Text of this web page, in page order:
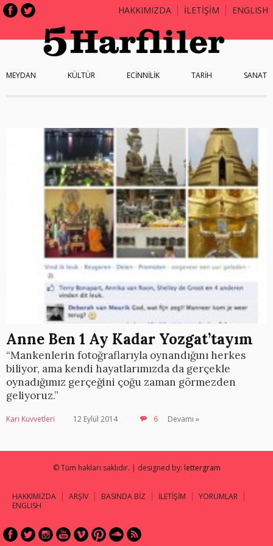
HAKKIMIZDA İLETİŞİM ENGLISH
MEYDAN KÜLTÜR ECİNNİLİK TARİH SANAT
Anne Ben 1 Ay Kadar Yozgat’tayım
“Mankenlerin fotoğraflarıyla oynandığını herkes
biliyor, ama kendi hayatlarımızda da gerçekle
oynadığımız gerçeğini çoğu zaman görmezden
geliyoruz.”
Karı Kuvvetleri 12 Eylül 2014 6 Devamı »
© Tüm hakları saklıdır. | designed by: lettergram
HAKKIMIZDA ARŞİV BASINDA BİZ İLETİŞİM
YORUMLAR
ENGLISH